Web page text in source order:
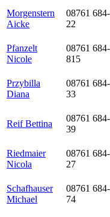
Morgenstern
Aicke
08761 684-
22
Pfanzelt
Nicole
08761 684-
815
Przybilla
Diana
08761 684-
33
Reif Bettina
08761 684-
39
Riedmaier
Nicola
08761 684-
27
Schafhauser
Michael
08761 684-
74